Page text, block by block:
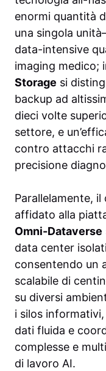
enormi quantità
una singola
data-intensive
imaging medico;
Storage si
backup ad
dieci volte
settore, e
contro attacchi
precisione
Parallelamente,
affidato alla
Omni-Dataverse
data center
consentendo un
scalabile di
su diversi
i silos
dati fluida e
complesse e
di lavoro AI.